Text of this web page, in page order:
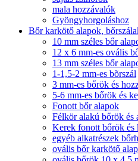
mala hozzávalók
Gyöngyhorgoláshoz
Bőr karkötő alapok,
10 mm széles bőr
12 x 6 mm-es ovális
13 mm széles bőr
1-1,5-2 mm-es bõrszál
3 mm-es bőrök és
5-6 mm-es bőrök és
Fonott bőr alapok
Félkör alakú bőrök és
Kerek fonott bőrök és
egyéb alkatrészek
ovális bőr karkötő